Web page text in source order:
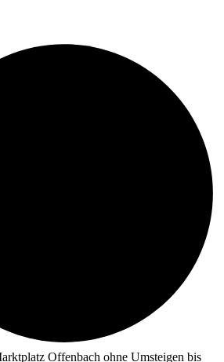
Offenbach ohne Umsteigen bis